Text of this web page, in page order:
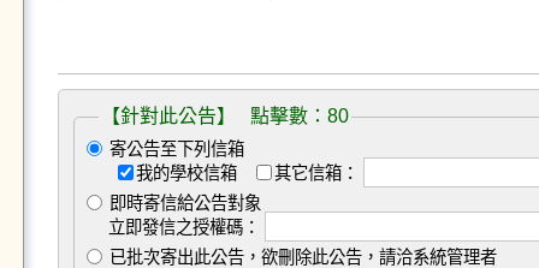
【針對此公告】 點擊數：80
寄公告至下列信箱
我的學校信箱
其它信箱：
即時寄信給公告對象
立即發信之授權碼：
已批次寄出此公告，欲刪除此公告，請洽系統管理者